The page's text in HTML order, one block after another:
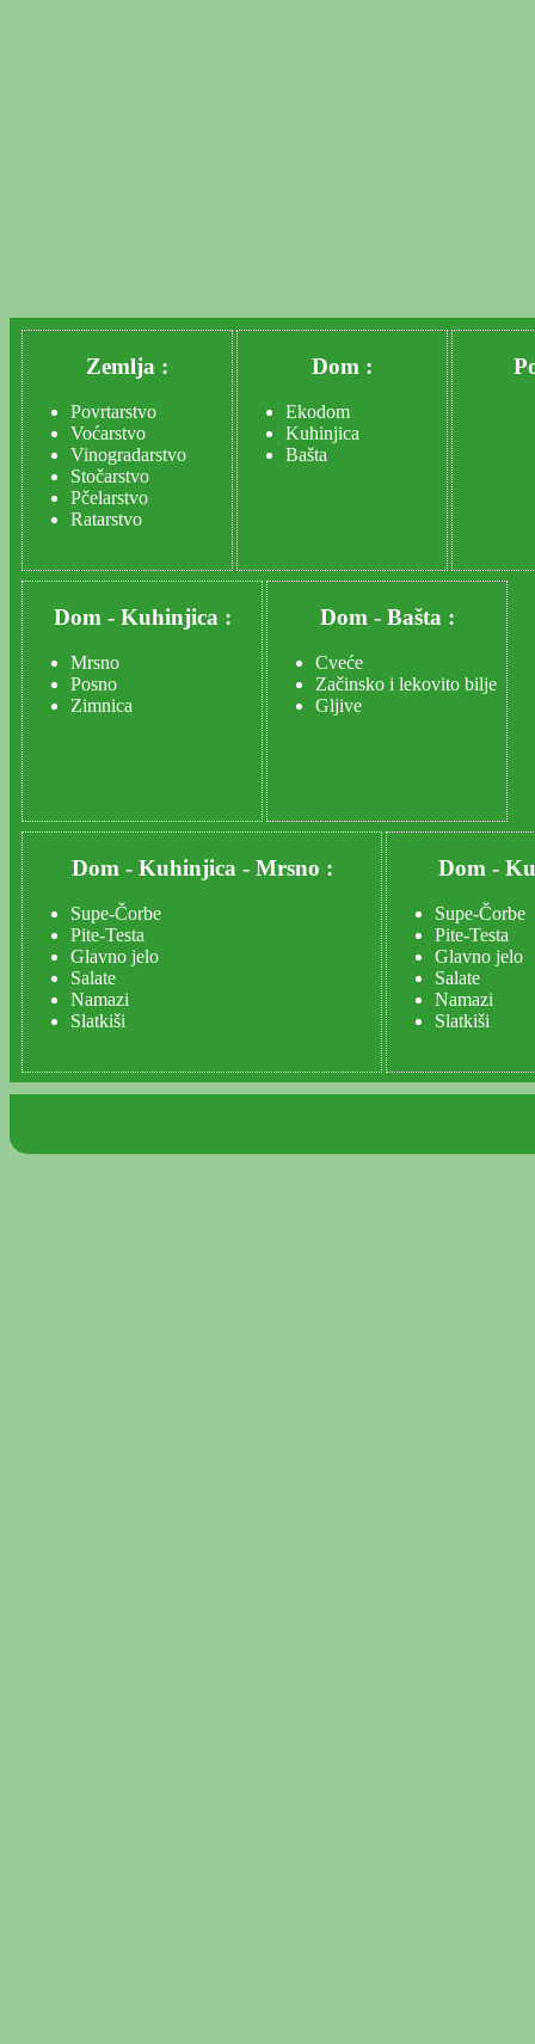
Zemlja :
Povrtarstvo
Voćarstvo
Vinogradarstvo
Stočarstvo
Pčelarstvo
Ratarstvo
Dom :
Ekodom
Kuhinjica
Bašta
Dom - Kuhinjica :
Mrsno
Posno
Zimnica
Dom - Bašta :
Cveće
Začinsko i lekovito bilje
Gljive
Dom - Kuhinjica - Mrsno :
Supe-Čorbe
Pite-Testa
Glavno jelo
Salate
Namazi
Slatkiši
Dom -
Supe-Čorbe
Pite-Testa
Glavno jelo
Salate
Namazi
Slatkiši